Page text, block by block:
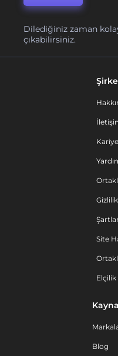
Dilediğiniz zaman
çıkabilirsiniz.
Site
Elçilik
Blog